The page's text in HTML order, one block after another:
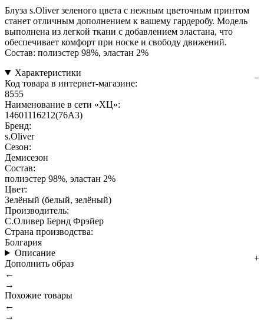
Блуза s.Oliver зеленого цвета с нежным цветочным принтом
станет отличным дополнением к вашему гардеробу. Модель
выполнена из легкой ткани с добавлением эластана, что
обеспечивает комфорт при носке и свободу движений.
Состав: полиэстер 98%, эластан 2%
Характеристики
Код товара в интернет-магазине:
8555
Наименование в сети «ХЦ»:
14601116212(76A3)
Бренд:
s.Oliver
Сезон:
Демисезон
Состав:
полиэстер 98%, эластан 2%
Цвет:
Зелёный (белый, зелёный)
Производитель:
С.Оливер Бернд Фрэйер
Страна производства:
Болгария
Описание
Дополнить образ
←
→
Похожие товары
←
→